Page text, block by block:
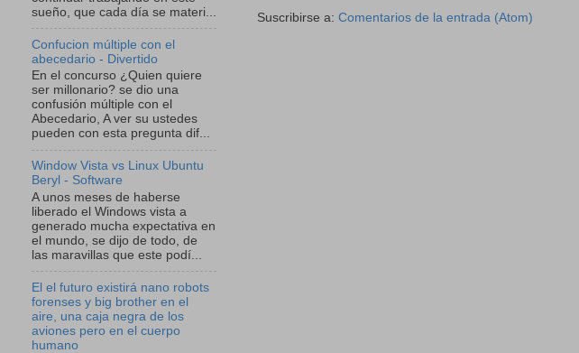
Suscribirse a: Comentarios de la entrada (Atom)
sueño, que cada día se materi...
Confucion múltiple con el
abecedario - Divertido
En el concurso ¿Quien quiere
ser millonario? se dio una
confusión múltiple con el
Abecedario, A ver su ustedes
pueden con esta pregunta dif...
Window Vista vs Linux Ubuntu
Beryl - Software
A unos meses de haberse
liberado el Windows vista a
generado mucha expectativa en
el mundo, se dijo de todo, de
las maravillas que este podí...
El el futuro existirá nano robots
forenses y big brother en el
aire, una caja negra de los
aviones pero en el cuerpo
humano